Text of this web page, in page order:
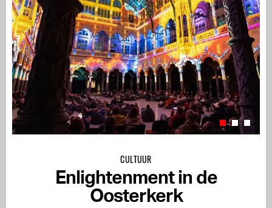
CULTUUR
Enlightenment in de
Oosterkerk